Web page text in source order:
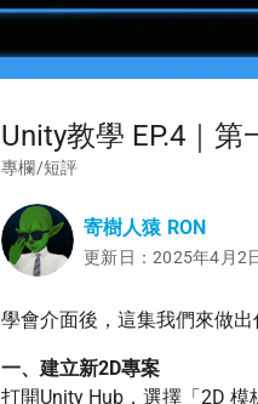
Unity教學 EP.4｜第
專欄/短評
寄樹人猿 RON
更新日：2025年4月2
學會介面後，這集我們來做
一、建立新2D專案
打開Unity Hub，選擇「2D 模